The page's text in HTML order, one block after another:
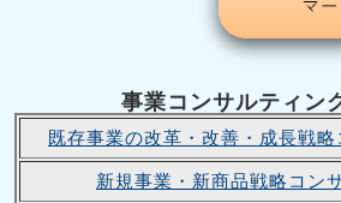
事業コンサルティン
既存事業の改革・改善・成長戦
新規事業・新商品戦略コン